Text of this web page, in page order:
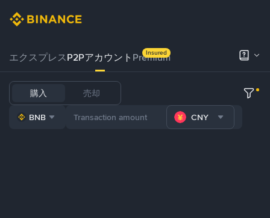
エクスプレスP2Pアカウント Premium
Insured
購入 売却
BNB CNY